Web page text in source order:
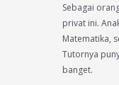
of 5
Sebagai
privat ini.
Matematika,
Tutornya
banget.